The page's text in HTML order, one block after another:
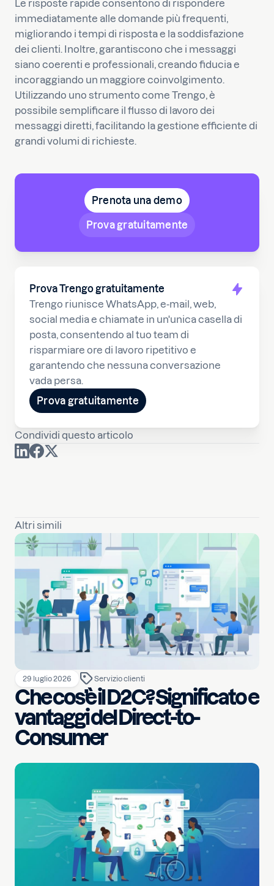
Prova Trengo gratuitamente
Trengo riunisce WhatsApp, e-mail, web,
social media e chiamate in un'unica casella di
posta, consentendo al tuo team di
risparmiare ore di lavoro ripetitivo e
garantendo che nessuna conversazione
vada persa.
Prova gratuitamente
Condividi questo articolo
Le risposte rapide consentono di rispondere
immediatamente alle domande più frequenti,
migliorando i tempi di risposta e la soddisfazione
dei clienti. Inoltre, garantiscono che i messaggi
siano coerenti e professionali, creando fiducia e
incoraggiando un maggiore coinvolgimento.
Utilizzando uno strumento come Trengo, è
possibile semplificare il flusso di lavoro dei
messaggi diretti, facilitando la gestione efficiente di
grandi volumi di richieste.
Prenota una demo
Prova gratuitamente
Altri simili
29 luglio 2026 Servizio clienti
Che cos’è il D2C? Significato e
vantaggi del Direct-to-
Consumer